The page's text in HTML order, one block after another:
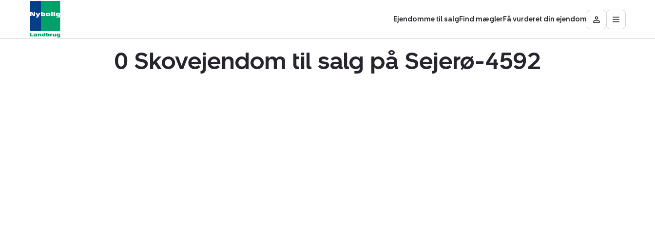
Ejendomme til salgFind mæglerFå vurderet din ejendom
Besøg
Mit
Åbn
0 Skovejendom til salg på Sejerø-4592